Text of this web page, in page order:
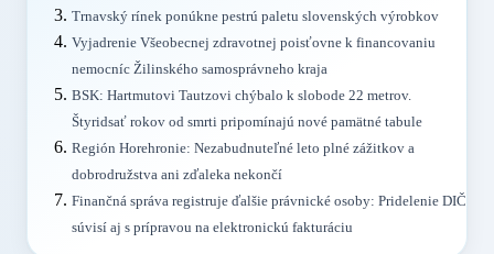
Trnavský rínek ponúkne pestrú paletu slovenských výrobkov
Vyjadrenie Všeobecnej zdravotnej poisťovne k financovaniu
nemocníc Žilinského samosprávneho kraja
BSK: Hartmutovi Tautzovi chýbalo k slobode 22 metrov.
Štyridsať rokov od smrti pripomínajú nové pamätné tabule
Región Horehronie: Nezabudnuteľné leto plné zážitkov a
dobrodružstva ani zďaleka nekončí
Finančná správa registruje ďalšie právnické osoby: Pridelenie DIČ
súvisí aj s prípravou na elektronickú fakturáciu